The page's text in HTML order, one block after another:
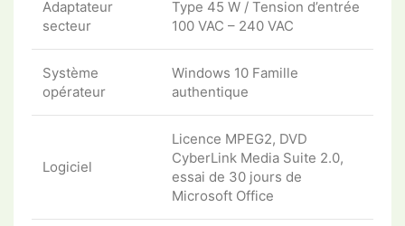
Adaptateur
secteur
Type 45 W / Tension d’entrée
100 VAC – 240 VAC
Système
opérateur
Windows 10 Famille
authentique
Logiciel
Licence MPEG2, DVD
CyberLink Media Suite 2.0,
essai de 30 jours de
Microsoft Office